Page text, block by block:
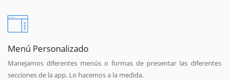
Menú Personalizado
Manejamos diferentes menús o formas de presentar las diferentes
secciones de la app. Lo hacemos a la medida.